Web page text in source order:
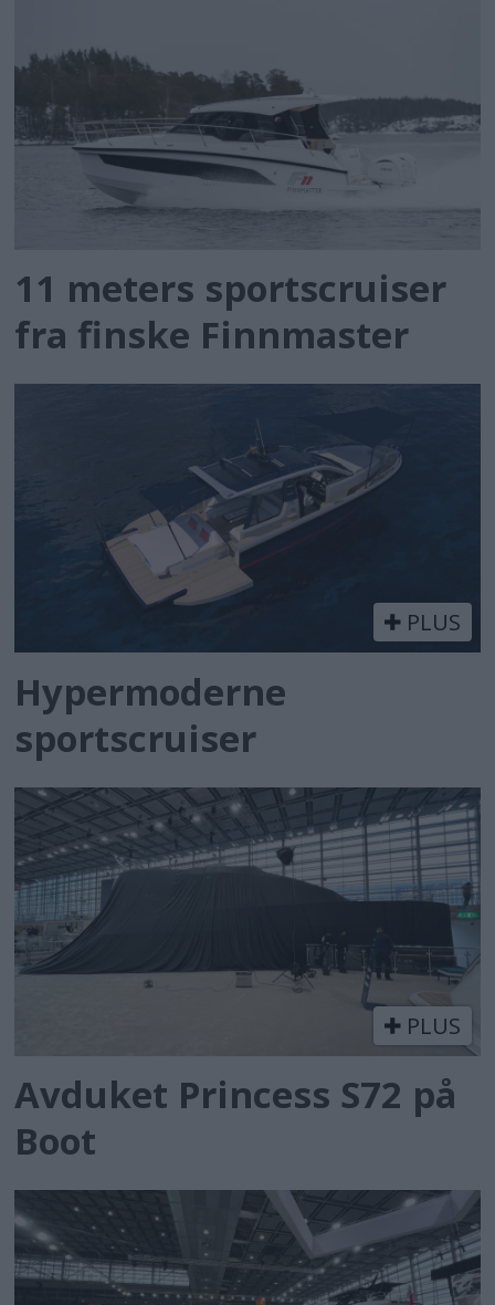
11 meters sportscruiser
fra finske Finnmaster
PLUS
Hypermoderne
sportscruiser
PLUS
Avduket Princess S72 på
Boot